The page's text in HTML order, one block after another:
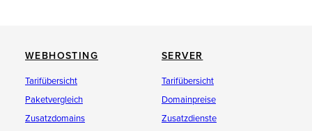
WEBHOSTING
Tarifübersicht
Paketvergleich
Zusatzdomains
SERVER
Tarifübersicht
Domainpreise
Zusatzdienste